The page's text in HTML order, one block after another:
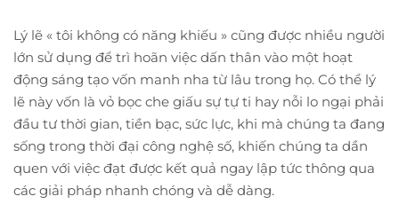
Lý lẽ « tôi không có năng khiếu » cũng được nhiều người
lớn sử dụng để trì hoãn việc dấn thân vào một hoạt
động sáng tạo vốn manh nha từ lâu trong họ. Có thể lý
lẽ này vốn là vỏ bọc che giấu sự tự ti hay nỗi lo ngại phải
đầu tư thời gian, tiền bạc, sức lực, khi mà chúng ta đang
sống trong thời đại công nghệ số, khiến chúng ta dần
quen với việc đạt được kết quả ngay lập tức thông qua
các giải pháp nhanh chóng và dễ dàng.